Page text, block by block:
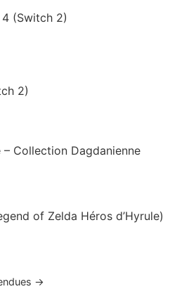
(Switch 2)
2)
– Collection Dagdanienne
of Zelda Héros d’Hyrule)
→